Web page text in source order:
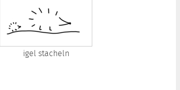
igel stacheln